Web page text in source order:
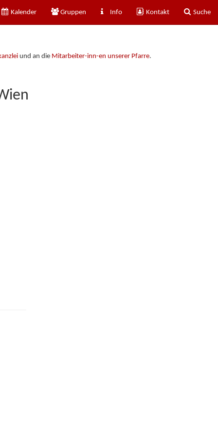
Kalender Gruppen Info Kontakt Suche
und an die Mitarbeiter-inn-en unserer Pfarre.